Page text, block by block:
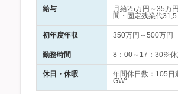
給与
月給25万円～35万
間・固定残業代
初年度年収 350万円～500万円
勤務時間 8：00～17：30※
休日・休暇
年間休日数：105日
GW*…